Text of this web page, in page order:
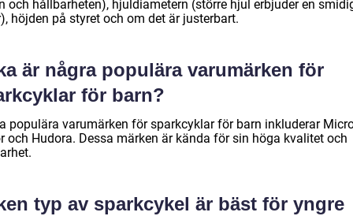
och hållbarheten), hjuldiametern (större hjul erbjuder en
höjden på styret och om det är justerbart.
är några populära varumärken för
för barn?
populära varumärken för sparkcyklar för barn inkluderar
och Hudora. Dessa märken är kända för sin höga kvalitet och
typ av sparkcykel är bäst för yngre